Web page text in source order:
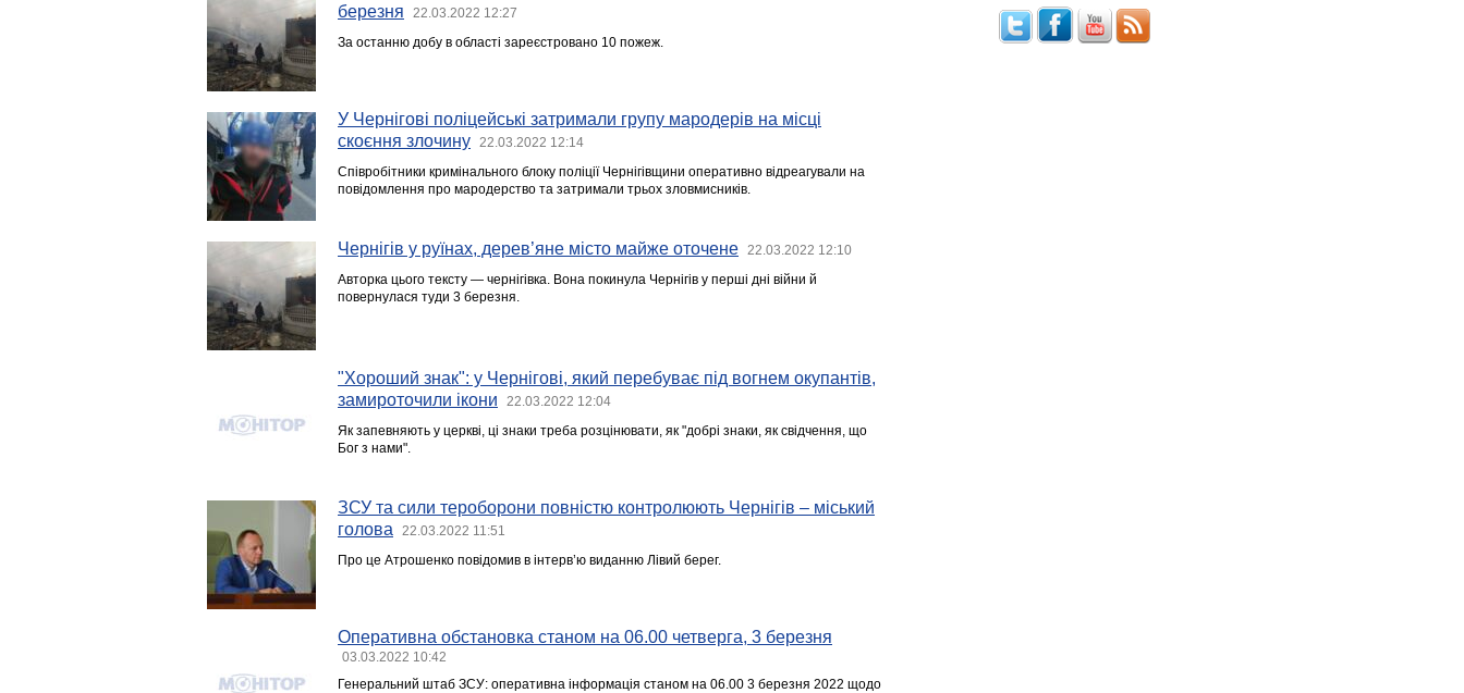
березня
22.03.2022 12:27
За останню добу в області зареєстровано 10 пожеж.
У Чернігові поліцейські затримали групу мародерів на місці
скоєння злочину
22.03.2022 12:14
Співробітники кримінального блоку поліції Чернігівщини оперативно відреагували на
повідомлення про мародерство та затримали трьох зловмисників.
Чернігів у руїнах, дерев’яне місто майже оточене 22.03.2022 12:10
Авторка цього тексту — чернігівка. Вона покинула Чернігів у перші дні війни й
повернулася туди 3 березня.
"Хороший знак": у Чернігові, який перебуває під вогнем окупантів,
замироточили ікони
22.03.2022 12:04
Як запевняють у церкві, ці знаки треба розцінювати, як "добрі знаки, як свідчення, що
Бог з нами".
ЗСУ та сили тероборони повністю контролюють Чернігів – міський
голова
22.03.2022 11:51
Про це Атрошенко повідомив в інтерв’ю виданню Лівий берег.
Оперативна обстановка станом на 06.00 четверга, 3 березня
03.03.2022 10:42
Генеральний штаб ЗСУ: оперативна інформація станом на 06.00 3 березня 2022 щодо